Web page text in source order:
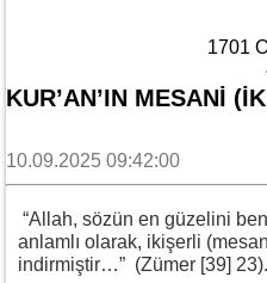
1701
KUR’AN’IN MESANI
10.09.2025 09:42:00
“Allah, sözün en güzelini
anlamlı olarak, ikişerli
indirmiştir…” (Zümer [39] 23).